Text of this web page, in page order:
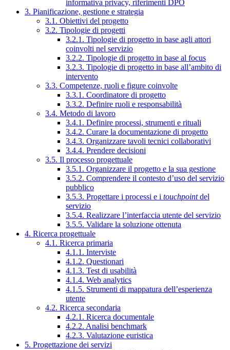
informativa privacy, riferimenti DPO
3. Pianificazione, gestione e strategia
3.1. Obiettivi del progetto
3.2. Tipologie di progetti
3.2.1. Tipologie di progetto in base agli attori
coinvolti nel servizio
3.2.2. Tipologie di progetto in base al focus
3.2.3. Tipologie di progetto in base all’ambito di
intervento
3.3. Competenze, ruoli e figure coinvolte
3.3.1. Coordinatore di progetto
3.3.2. Definire ruoli e responsabilità
3.4. Metodo di lavoro
3.4.1. Definire processi, strumenti e rituali
3.4.2. Curare la documentazione di progetto
3.4.3. Organizzare tavoli tecnici collaborativi
3.4.4. Prendere decisioni
3.5. Il processo progettuale
3.5.1. Organizzare il progetto e la sua gestione
3.5.2. Comprendere il contesto d’uso del servizio
pubblico
3.5.3. Progettare i processi e i touchpointdel
servizio
3.5.4. Realizzare l’interfaccia utente del servizio
3.5.5. Validare la soluzione ottenuta
4. Ricerca progettuale
4.1. Ricerca primaria
4.1.1. Interviste
4.1.2. Questionari
4.1.3. Test di usabilità
4.1.4. Web analytics
4.1.5. Strumenti di mappatura dell’esperienza
utente
4.2. Ricerca secondaria
4.2.1. Ricerca documentale
4.2.2. Analisi benchmark
4.2.3. Valutazione euristica
5. Progettazione dei servizi